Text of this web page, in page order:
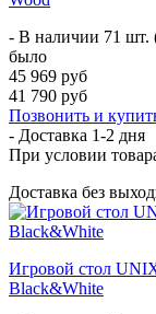
- В наличии 71 шт.
было
45 969 руб
41 790 руб
Позвонить и
- Доставка 1-2 дня
При условии
Доставка без
Игровой стол
Black&White